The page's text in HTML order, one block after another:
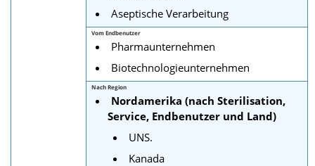
Aseptische Verarbeitung
Vom Endbenutzer
Pharmaunternehmen
Biotechnologieunternehmen
Nach Region
Nordamerika (nach Sterilisation,
Service, Endbenutzer und Land)
UNS.
Kanada